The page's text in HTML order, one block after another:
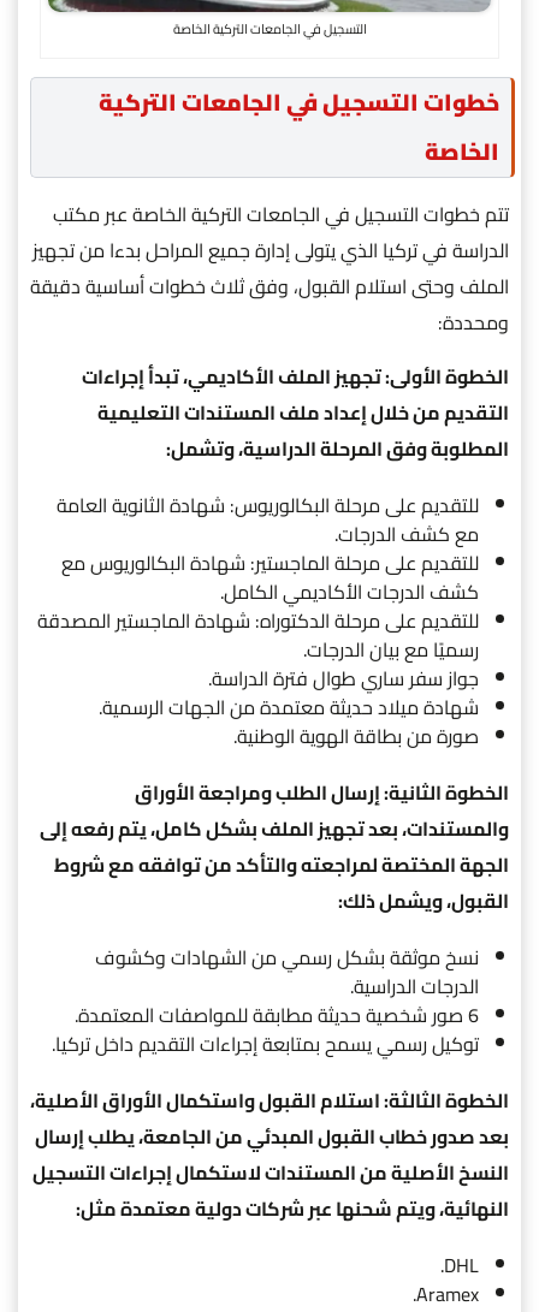
التسجيل في الجامعات التركية الخاصة
خطوات التسجيل في الجامعات التركية
الخاصة
تتم خطوات التسجيل في الجامعات التركية الخاصة عبر مكتب
الدراسة في تركيا الذي يتولى إدارة جميع المراحل بدءا من تجهيز
الملف وحتى استلام القبول، وفق ثلاث خطوات أساسية دقيقة
ومحددة:
الخطوة الأولى: تجهيز الملف الأكاديمي، تبدأ إجراءات
التقديم من خلال إعداد ملف المستندات التعليمية
المطلوبة وفق المرحلة الدراسية، وتشمل:
للتقديم على مرحلة البكالوريوس: شهادة الثانوية العامة
مع كشف الدرجات.
للتقديم على مرحلة الماجستير: شهادة البكالوريوس مع
كشف الدرجات الأكاديمي الكامل.
للتقديم على مرحلة الدكتوراه: شهادة الماجستير المصدقة
رسميًا مع بيان الدرجات.
جواز سفر ساري طوال فترة الدراسة.
شهادة ميلاد حديثة معتمدة من الجهات الرسمية.
صورة من بطاقة الهوية الوطنية.
الخطوة الثانية: إرسال الطلب ومراجعة الأوراق
والمستندات، بعد تجهيز الملف بشكل كامل، يتم رفعه إلى
الجهة المختصة لمراجعته والتأكد من توافقه مع شروط
القبول، ويشمل ذلك:
نسخ موثقة بشكل رسمي من الشهادات وكشوف
الدرجات الدراسية.
6 صور شخصية حديثة مطابقة للمواصفات المعتمدة.
توكيل رسمي يسمح بمتابعة إجراءات التقديم داخل تركيا.
الخطوة الثالثة: استلام القبول واستكمال الأوراق الأصلية،
بعد صدور خطاب القبول المبدئي من الجامعة، يطلب إرسال
النسخ الأصلية من المستندات لاستكمال إجراءات التسجيل
النهائية، ويتم شحنها عبر شركات دولية معتمدة مثل:
DHL.
Aramex.